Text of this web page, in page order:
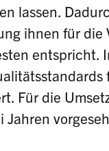
lassen.
ihnen für die
entspricht.
Für die
Jahren